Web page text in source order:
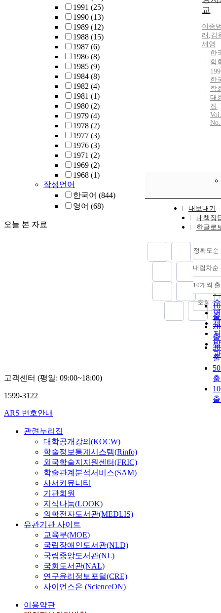
1991 (25)
1990 (13)
1989 (12)
1988 (15)
1987 (6)
1986 (8)
1985 (9)
1984 (8)
1982 (4)
1981 (1)
1980 (2)
1979 (4)
1978 (2)
1977 (3)
1976 (3)
1971 (2)
1969 (2)
1968 (1)
작성언어
한국어 (844)
영어 (68)
오늘 본 자료
교
이종
래 ,김
세영
한
학
한
학
대
집
내보내기
내책장
한글로
정확도순
순
순
내림차순
10개씩
조회
고객센터 (평일: 09:00~18:00)
1599-3122
ARS 번호안내
관련누리집
대학공개강의(KOCW)
학술정보통계시스템(Rinfo)
외국학술지지원센터(FRIC)
학술관계분석서비스(SAM)
사서커뮤니티
기관회원
지식나눔(LOOK)
의학전자도서관(MEDLIS)
유관기관 사이트
교육부(MOE)
국립장애인도서관(NLD)
국립중앙도서관(NL)
국회도서관(NAL)
연구윤리정보포털(CRE)
사이언스온 (ScienceON)
이용약관